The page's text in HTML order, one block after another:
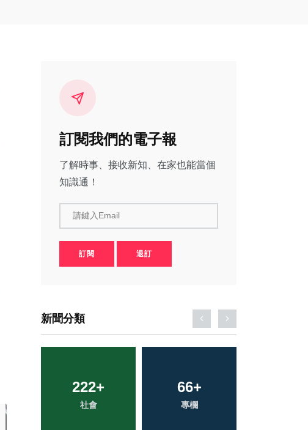
訂閱我們的電子報
了解時事、接收新知、在家也能當個
知識通！
請鍵入Email
訂閱 退訂
新聞分類
222+
社會
66+
專欄
37+
宗教
130+
文教